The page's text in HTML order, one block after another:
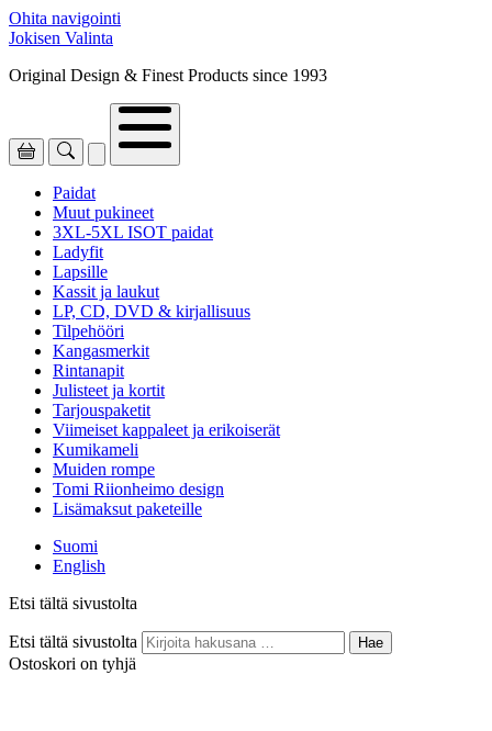
Ohita navigointi
Jokisen Valinta
Original Design & Finest Products since 1993
Paidat
Muut pukineet
3XL-5XL ISOT paidat
Ladyfit
Lapsille
Kassit ja laukut
LP, CD, DVD & kirjallisuus
Tilpehööri
Kangasmerkit
Rintanapit
Julisteet ja kortit
Tarjouspaketit
Viimeiset kappaleet ja erikoiserät
Kumikameli
Muiden rompe
Tomi Riionheimo design
Lisämaksut paketeille
Suomi
English
Etsi tältä sivustolta
Etsi tältä sivustolta Hae
Ostoskori on tyhjä